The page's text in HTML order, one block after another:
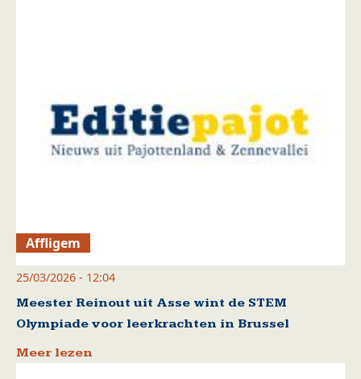
Affligem
25/03/2026 - 12:04
Meester Reinout uit Asse wint de STEM
Olympiade voor leerkrachten in Brussel
Meer lezen